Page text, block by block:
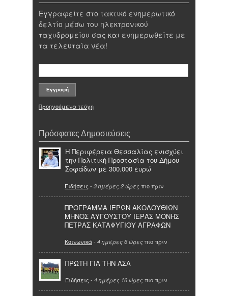
Εγγραφείτε στο τακτικό ενημερωτικό
δελτίο μέσω του ηλεκτρονικού
ταχυδρομείου σας και ενημερωθείτε με
τα τελευταία νέα!
Προηγούμενα τεύχη
Πρόσφατες Δημοσιεύσεις
Η Περιφέρεια Θεσσαλίας ενισχύει
την Πολιτική Προστασία του Δήμου
Σοφάδων με 300.000 ευρώ
Ειδήσεις - 3 ημέρες 2 ώρες πιο πριν
ΠΡΟΓΡΑΜΜΑ ΙΕΡΩΝ ΑΚΟΛΟΥΘΙΩΝ
ΜΗΝΟΣ ΑΥΓΟΥΣΤΟΥ ΙΕΡΑΣ ΜΟΝΗΣ
ΠΕΤΡΑΣ ΚΑΤΑΦΥΓΙΟΥ ΑΓΡΑΦΩΝ
Κοινωνικά- 4 ημέρες 6 ώρες πιο πριν
ΠΡΩΤΗ ΓΙΑ ΤΗΝ ΑΣΑ
Ειδήσεις - 4 ημέρες 16 ώρες πιο πριν